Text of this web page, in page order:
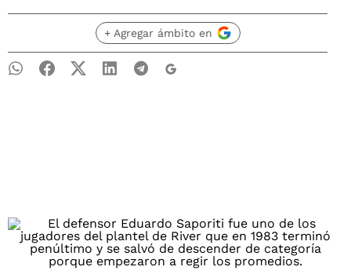
+ Agregar ámbito en